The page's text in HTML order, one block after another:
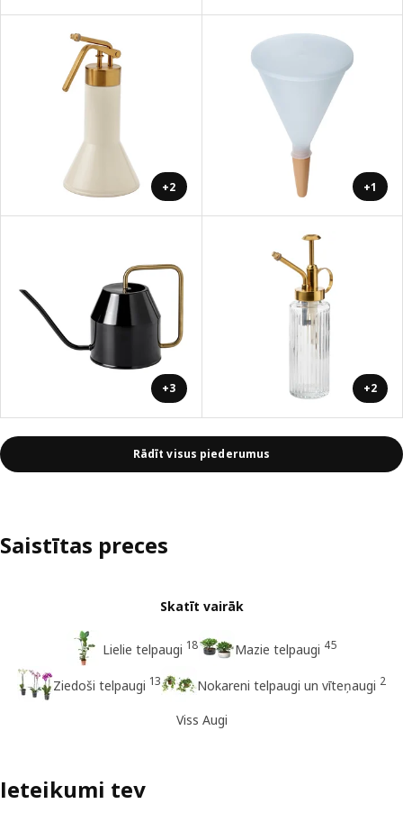
+2 +1
+3 +2
Rādīt visus piederumus
Saistītas preces
Skatīt vairāk
Lielie telpaugi 18 Mazie telpaugi 45
Ziedoši telpaugi 13 Nokareni telpaugi un vīteņaugi 2
Viss Augi
Ieteikumi tev